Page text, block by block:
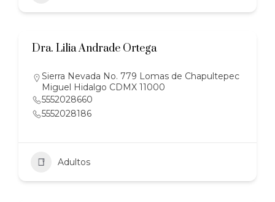
Dra. Lilia Andrade Ortega
Sierra Nevada No. 779 Lomas de Chapultepec
Miguel Hidalgo CDMX 11000
5552028660
5552028186
Adultos